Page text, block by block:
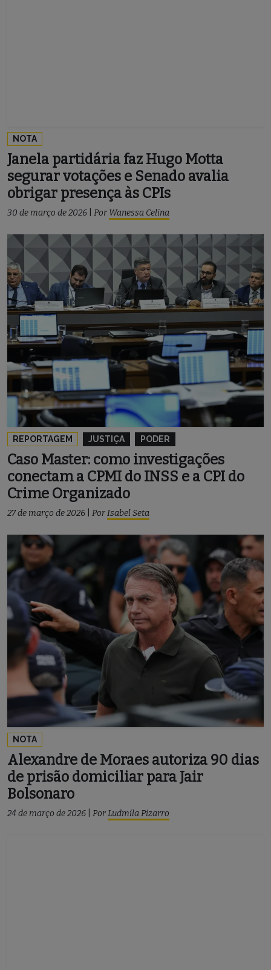
NOTA
Janela partidária faz Hugo Motta
segurar votações e Senado avalia
obrigar presença às CPIs
30 de março de 2026 Por Wanessa Celina
REPORTAGEM JUSTIÇA PODER
Caso Master: como investigações
conectam a CPMI do INSS e a CPI do
Crime Organizado
27 de março de 2026 PorIsabel Seta
NOTA
Alexandre de Moraes autoriza 90 dias
de prisão domiciliar para Jair
Bolsonaro
24 de março de 2026 PorLudmila Pizarro